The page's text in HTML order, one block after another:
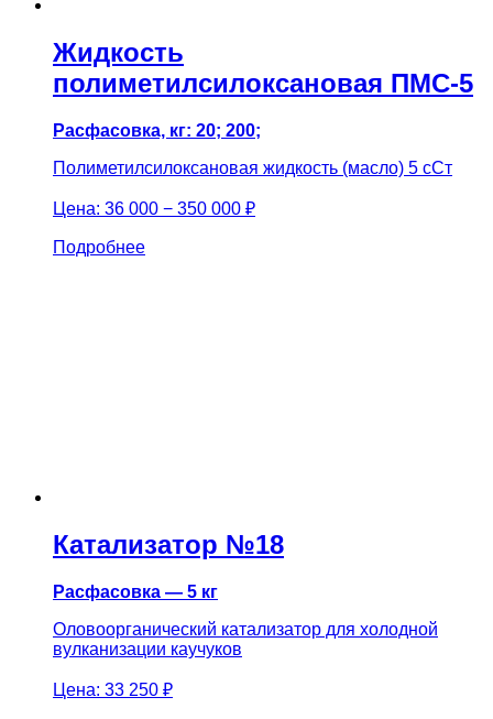
Жидкость
полиметилсилоксановая ПМС-5
Расфасовка, кг: 20; 200;
Полиметилсилоксановая жидкость (масло) 5 сСт
Цена: 36 000 − 350 000 ₽
Подробнее
Катализатор №18
Расфасовка — 5 кг
Оловоорганический катализатор для холодной
вулканизации каучуков
Цена: 33 250 ₽